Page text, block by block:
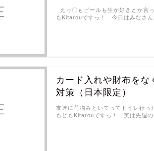
えっ〇もビールも生が好きとか言
もKitarouですっ！ 今日はみなさん
カード入れや財布を
対策（日本限定）
友達に荷物みといてってトイレ行
もどもKitarouですっ！ 実は先週の